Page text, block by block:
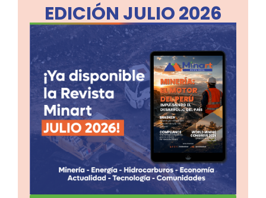
EDICIÓN JULIO 2026